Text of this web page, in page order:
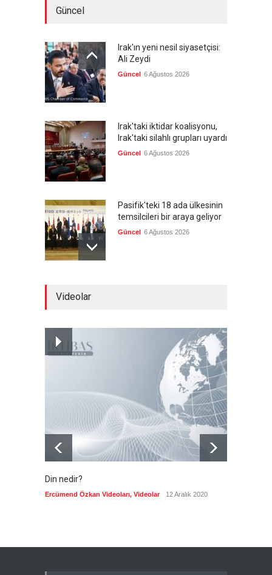
Güncel
Irak'ın yeni nesil siyasetçisi:
Ali Zeydi
Güncel 6 Ağustos 2026
Irak'taki iktidar koalisyonu,
Irak'taki silahlı grupları uyardı
Güncel 6 Ağustos 2026
Pasifik'teki 18 ada ülkesinin
temsilcileri bir araya geliyor
Güncel 6 Ağustos 2026
Japonya, nükleer silah
karşıtlığını teyid etmedi
6 Ağustos 2026
Videolar
Din nedir?
Ercümend Özkan Videoları, Videolar 12 Aralık 2020